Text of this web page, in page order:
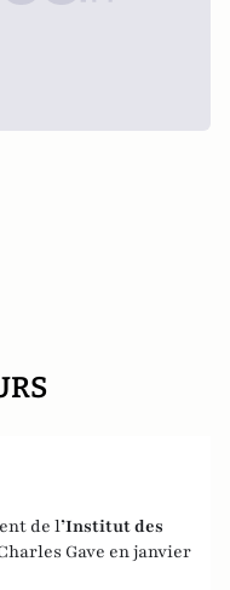
de l’Institut des
Gave en janvier